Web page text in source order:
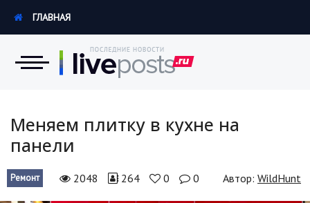
Экономика
Происшествия
ГЛАВНАЯ
Меняем плитку в кухне на
панели
Ремонт 2048 264 0 0 Автор: WildHunt